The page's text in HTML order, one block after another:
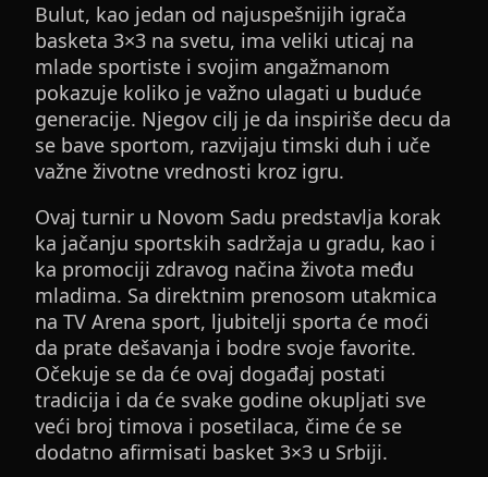
Bulut, kao jedan od najuspešnijih igrača
basketa 3×3 na svetu, ima veliki uticaj na
mlade sportiste i svojim angažmanom
pokazuje koliko je važno ulagati u buduće
generacije. Njegov cilj je da inspiriše decu da
se bave sportom, razvijaju timski duh i uče
važne životne vrednosti kroz igru.
Ovaj turnir u Novom Sadu predstavlja korak
ka jačanju sportskih sadržaja u gradu, kao i
ka promociji zdravog načina života među
mladima. Sa direktnim prenosom utakmica
na TV Arena sport, ljubitelji sporta će moći
da prate dešavanja i bodre svoje favorite.
Očekuje se da će ovaj događaj postati
tradicija i da će svake godine okupljati sve
veći broj timova i posetilaca, čime će se
dodatno afirmisati basket 3×3 u Srbiji.